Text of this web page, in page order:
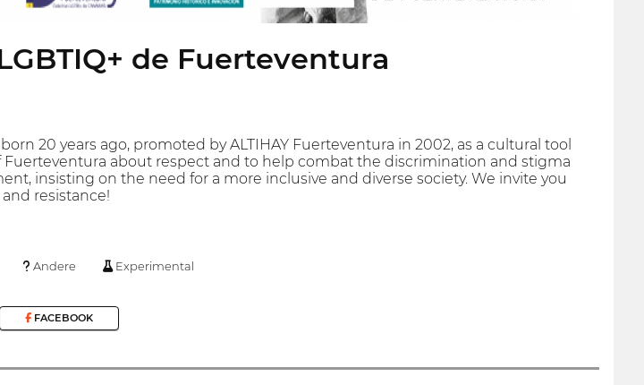
de Fuerteventura
20 years ago, promoted by ALTIHAY Fuerteventura in 2002, as a cultural tool
about respect and to help combat the discrimination and stigma
insisting on the need for a more inclusive and diverse society. We invite you
resistance!
Andere Experimental
FACEBOOK